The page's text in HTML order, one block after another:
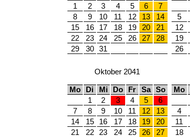
1
2 3 4 5 6
7
8
9 10 11 12 13
14
15
16 17 18 19 20
21
22
23 24 25 26 27
28
29
30 31
5
12
19
26
Oktober 2041
Mo Di Mi Do Fr Sa
So
1
2 3 4 5
6
7
8 9 10 11 12
13
14
15 16 17 18 19
20
21
22 23 24 25 26 27
Mo
4
11
18